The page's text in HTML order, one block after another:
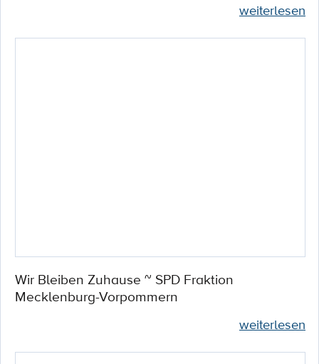
weiterlesen
Wir Bleiben Zuhause ~ SPD Fraktion
Mecklenburg-Vorpommern
weiterlesen